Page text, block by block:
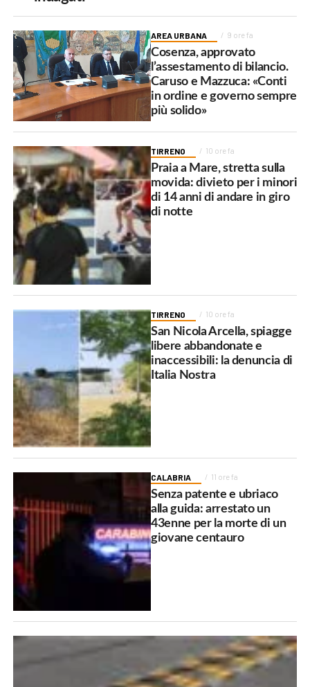
AREA URBANA 9 ore fa
Cosenza, approvato
l’assestamento di bilancio.
Caruso e Mazzuca: «Conti
in ordine e governo sempre
più solido»
TIRRENO 10 ore fa
Praia a Mare, stretta sulla
movida: divieto per i minori
di 14 anni di andare in giro
di notte
TIRRENO 10 ore fa
San Nicola Arcella, spiagge
libere abbandonate e
inaccessibili: la denuncia di
Italia Nostra
CALABRIA 11 ore fa
Senza patente e ubriaco
alla guida: arrestato un
43enne per la morte di un
giovane centauro